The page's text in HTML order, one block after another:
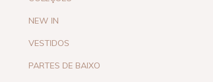
NEW IN
VESTIDOS
PARTES DE BAIXO